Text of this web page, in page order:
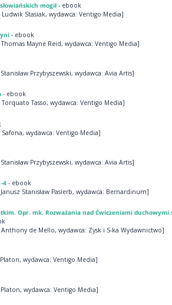
mogił- ebook
Stasiak, wydawca: Ventigo Media]
- ebook
Mayne Reid, wydawca: Ventigo Media]
Przybyszewski, wydawca: Avia Artis]
- ebook
Tasso, wydawca: Ventigo Media]
wydawca: Ventigo Media]
Przybyszewski, wydawca: Avia Artis]
4- ebook
Stanisław Pasierb, wydawca: Bernardinum]
Opr. mk. Rozważania nad Ćwiczeniami duchowymi
de Mello, wydawca: Zysk i S-ka Wydawnictwo]
wydawca: Ventigo Media]
wydawca: Ventigo Media]